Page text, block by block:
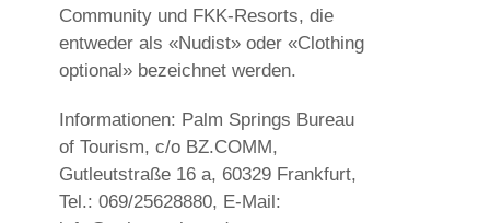
Community und FKK-Resorts, die
entweder als «Nudist» oder «Clothing
optional» bezeichnet werden.
Informationen: Palm Springs Bureau
of Tourism, c/o BZ.COMM,
Gutleutstraße 16 a, 60329 Frankfurt,
Tel.: 069/25628880, E-Mail: